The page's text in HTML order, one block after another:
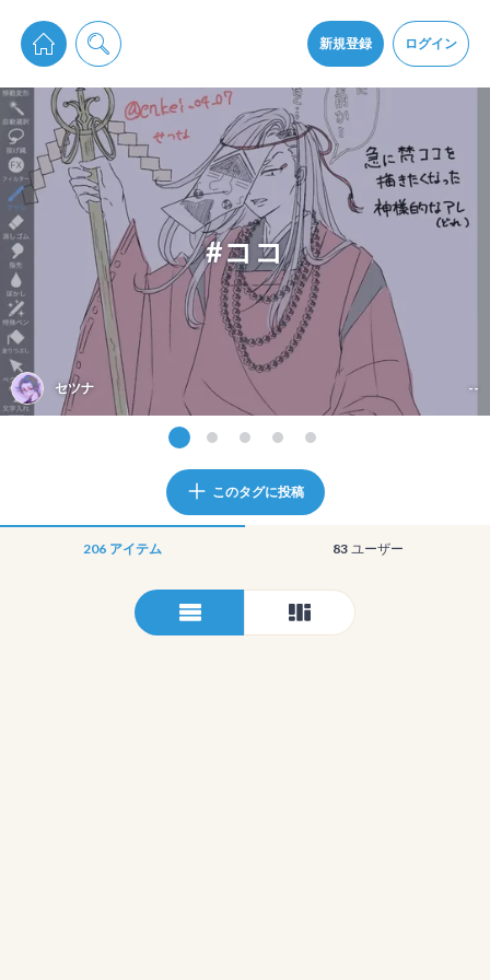
新規登録 ログイン
pixiv Sketchは2024年5月28日付で プライパシーポリシーを改定しました。
通知を受け取るにはここをクリックします
pixiv Sketchアプリでさらに快適に！
アプリをインストール
#ココ
セツナ --
このタグに投稿
206 アイテム 83 ユーザー